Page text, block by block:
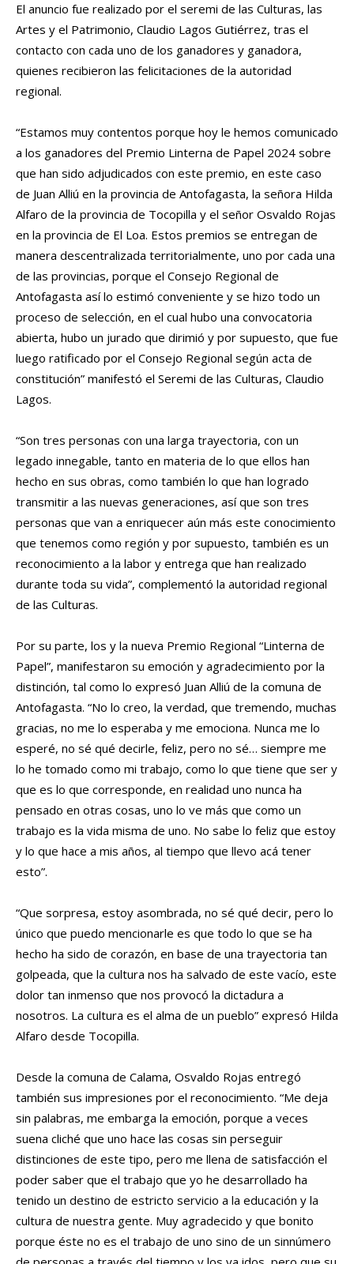
El anuncio fue realizado por el seremi de las Culturas, las
Artes y el Patrimonio, Claudio Lagos Gutiérrez, tras el
contacto con cada uno de los ganadores y ganadora,
quienes recibieron las felicitaciones de la autoridad
regional.
“Estamos muy contentos porque hoy le hemos comunicado
a los ganadores del Premio Linterna de Papel 2024 sobre
que han sido adjudicados con este premio, en este caso
de Juan Alliú en la provincia de Antofagasta, la señora Hilda
Alfaro de la provincia de Tocopilla y el señor Osvaldo Rojas
en la provincia de El Loa. Estos premios se entregan de
manera descentralizada territorialmente, uno por cada una
de las provincias, porque el Consejo Regional de
Antofagasta así lo estimó conveniente y se hizo todo un
proceso de selección, en el cual hubo una convocatoria
abierta, hubo un jurado que dirimió y por supuesto, que fue
luego ratificado por el Consejo Regional según acta de
constitución” manifestó el Seremi de las Culturas, Claudio
Lagos.
“Son tres personas con una larga trayectoria, con un
legado innegable, tanto en materia de lo que ellos han
hecho en sus obras, como también lo que han logrado
transmitir a las nuevas generaciones, así que son tres
personas que van a enriquecer aún más este conocimiento
que tenemos como región y por supuesto, también es un
reconocimiento a la labor y entrega que han realizado
durante toda su vida”, complementó la autoridad regional
de las Culturas.
Por su parte, los y la nueva Premio Regional “Linterna de
Papel”, manifestaron su emoción y agradecimiento por la
distinción, tal como lo expresó Juan Alliú de la comuna de
Antofagasta. “No lo creo, la verdad, que tremendo, muchas
gracias, no me lo esperaba y me emociona. Nunca me lo
esperé, no sé qué decirle, feliz, pero no sé… siempre me
lo he tomado como mi trabajo, como lo que tiene que ser y
que es lo que corresponde, en realidad uno nunca ha
pensado en otras cosas, uno lo ve más que como un
trabajo es la vida misma de uno. No sabe lo feliz que estoy
y lo que hace a mis años, al tiempo que llevo acá tener
esto”.
“Que sorpresa, estoy asombrada, no sé qué decir, pero lo
único que puedo mencionarle es que todo lo que se ha
hecho ha sido de corazón, en base de una trayectoria tan
golpeada, que la cultura nos ha salvado de este vacío, este
dolor tan inmenso que nos provocó la dictadura a
nosotros. La cultura es el alma de un pueblo” expresó Hilda
Alfaro desde Tocopilla.
Desde la comuna de Calama, Osvaldo Rojas entregó
también sus impresiones por el reconocimiento. “Me deja
sin palabras, me embarga la emoción, porque a veces
suena cliché que uno hace las cosas sin perseguir
distinciones de este tipo, pero me llena de satisfacción el
poder saber que el trabajo que yo he desarrollado ha
tenido un destino de estricto servicio a la educación y la
cultura de nuestra gente. Muy agradecido y que bonito
porque éste no es el trabajo de uno sino de un sinnúmero